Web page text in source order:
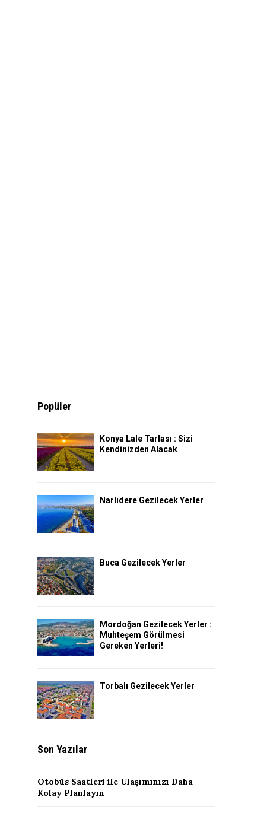
Popüler
Konya Lale Tarlası : Sizi
Kendinizden Alacak
Narlıdere Gezilecek Yerler
Buca Gezilecek Yerler
Mordoğan Gezilecek Yerler :
Muhteşem Görülmesi
Gereken Yerleri!
Torbalı Gezilecek Yerler
Son Yazılar
Otobüs Saatleri ile Ulaşımınızı Daha
Kolay Planlayın